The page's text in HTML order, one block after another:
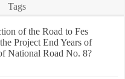
Tags
of the Road to Fes
Project End Years of
National Road No. 8?